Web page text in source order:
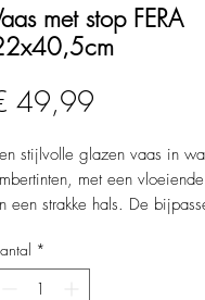
met stop FERA
49,99
stijlvolle glazen vaas in
met een
een strakke hals. De
modern, perfect als
*